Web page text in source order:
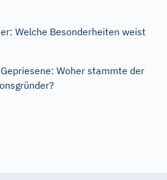
Welche Besonderheiten weist
Woher stammte der